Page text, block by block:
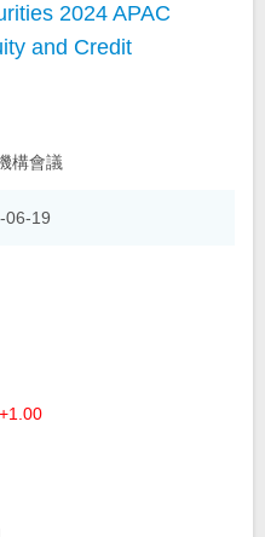
2024 APAC
and Credit
構會議
06-19
+1.00